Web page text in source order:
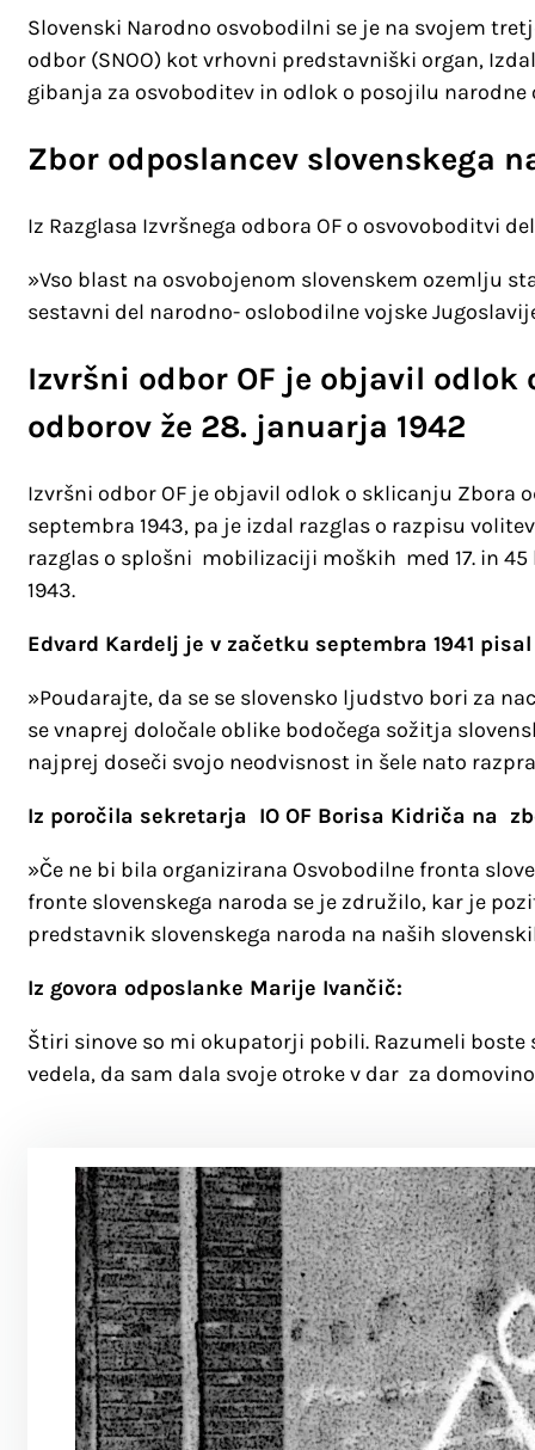
Slovenski Narodno osvobodilni se je na svojem
odbor (SNOO) kot vrhovni predstavniški organ,
gibanja za osvoboditev in odlok o posojilu narodne
Zbor odposlancev slovenskega
Iz Razglasa Izvršnega odbora OF o osvovoboditvi
»Vso blast na osvobojenom slovenskem ozemlju
sestavni del narodno- oslobodilne vojske
Izvršni odbor OF je objavil
odborov že 28. januarja 1942
Izvršni odbor OF je objavil odlok o sklicanju Zbora
septembra 1943, pa je izdal razglas o razpisu
razglas o splošni mobilizaciji moških med 17. in 45
1943.
Edvard Kardelj je v začetku septembra 1941
»Poudarajte, da se se slovensko ljudstvo bori za
se vnaprej določale oblike bodočega sožitja
najprej doseči svojo neodvisnost in šele nato
Iz poročila sekretarja IO OF Borisa Kidriča na
»Če ne bi bila organizirana Osvobodilne fronta
fronte slovenskega naroda se je združilo, kar je
predstavnik slovenskega naroda na naših
Iz govora odposlanke Marije Ivančič:
Štiri sinove so mi okupatorji pobili. Razumeli boste
vedela, da sam dala svoje otroke v dar za